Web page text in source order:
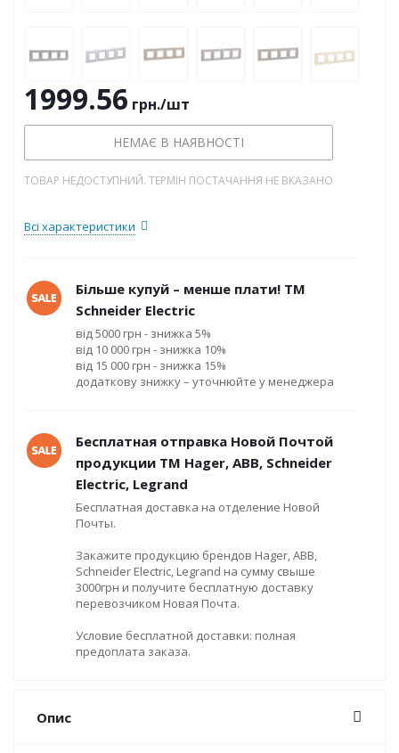
1999.56 грн./шт
НЕМАЄ В НАЯВНОСТІ
ТОВАР НЕДОСТУПНИЙ. ТЕРМІН ПОСТАЧАННЯ НЕ ВКАЗАНО
Всі характеристики
Більше купуй – менше плати! ТМ
Schneider Electric
від 5000 грн - знижка 5%
від 10 000 грн - знижка 10%
від 15 000 грн - знижка 15%
додаткову знижку – уточнюйте у менеджера
Бесплатная отправка Новой Почтой
продукции ТМ Hager, ABB, Schneider
Electric, Legrand
Бесплатная доставка на отделение Новой
Почты.
Закажите продукцию брендов Hager, ABB,
Schneider Electric, Legrand на сумму свыше
3000грн и получите бесплатную доставку
перевозчиком Новая Почта.
Условие бесплатной доставки: полная
предоплата заказа.
Опис